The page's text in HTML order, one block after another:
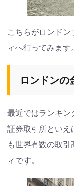
こちらがロンド
ィへ行ってみます。
ロンドンの
最近ではランキン
証券取引所といえ
も世界有数の取
ィです。